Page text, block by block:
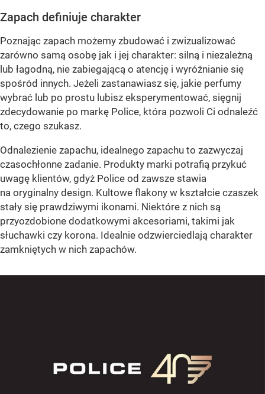
Zapach definiuje charakter
Poznając zapach możemy zbudować i zwizualizować
zarówno samą osobę jak i jej charakter: silną i niezależną
lub łagodną, nie zabiegającą o atencję i wyróżnianie się
spośród innych. Jeżeli zastanawiasz się, jakie perfumy
wybrać lub po prostu lubisz eksperymentować, sięgnij
zdecydowanie po markę Police, która pozwoli Ci odnaleźć
to, czego szukasz.
Odnalezienie zapachu, idealnego zapachu to zazwyczaj
czasochłonne zadanie. Produkty marki potrafią przykuć
uwagę klientów, gdyż Police od zawsze stawia
na oryginalny design. Kultowe flakony w kształcie czaszek
stały się prawdziwymi ikonami. Niektóre z nich są
przyozdobione dodatkowymi akcesoriami, takimi jak
słuchawki czy korona. Idealnie odzwierciedlają charakter
zamkniętych w nich zapachów.